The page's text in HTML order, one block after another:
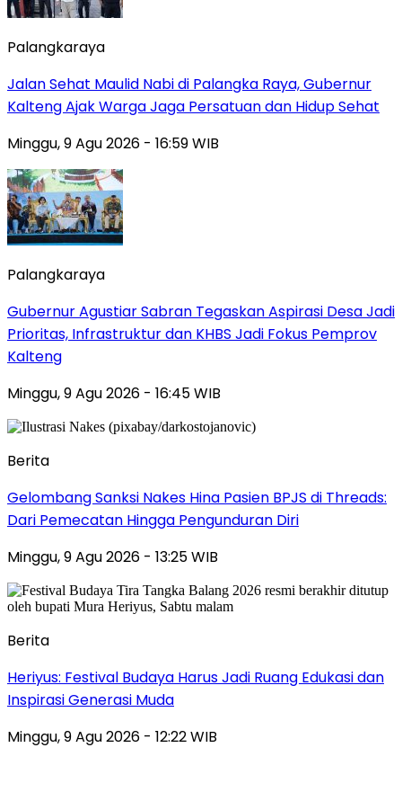
Palangkaraya
Jalan Sehat Maulid Nabi di Palangka Raya, Gubernur
Kalteng Ajak Warga Jaga Persatuan dan Hidup Sehat
Minggu, 9 Agu 2026 - 16:59 WIB
Palangkaraya
Gubernur Agustiar Sabran Tegaskan Aspirasi Desa Jadi
Prioritas, Infrastruktur dan KHBS Jadi Fokus Pemprov
Kalteng
Minggu, 9 Agu 2026 - 16:45 WIB
Berita
Gelombang Sanksi Nakes Hina Pasien BPJS di Threads:
Dari Pemecatan Hingga Pengunduran Diri
Minggu, 9 Agu 2026 - 13:25 WIB
Berita
Heriyus: Festival Budaya Harus Jadi Ruang Edukasi dan
Inspirasi Generasi Muda
Minggu, 9 Agu 2026 - 12:22 WIB